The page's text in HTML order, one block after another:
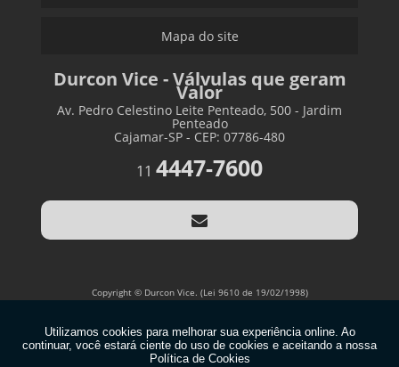
Mapa do site
Durcon Vice - Válvulas que geram
Valor
Av. Pedro Celestino Leite Penteado, 500 - Jardim
Penteado
Cajamar-SP - CEP: 07786-480
11 4447-7600
Copyright © Durcon Vice. (Lei 9610 de 19/02/1998)
W3C